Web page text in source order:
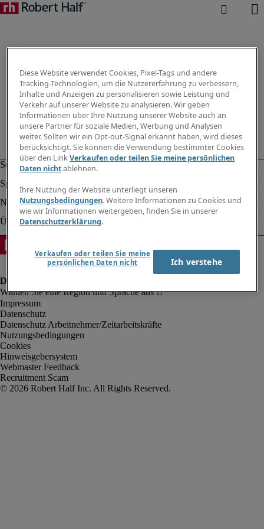
Impressum
Datenschutz
Datenschutz Arbeitnehmer/Zeitarbeitskräfte
Nutzungsbedingungen
Cookies
Hinweisgebersystem
Webmaster Feedback
Recruitment Scam
Diese Website verwendet Cookies, Pixel-Tags und andere
Tracking-Technologien, um die Nutzererfahrung zu verbessern,
Inhalte und Anzeigen zu personalisieren sowie Leistung und
Verkehr auf unserer Website zu analysieren. Wir geben
Informationen über Ihre Nutzung unserer Website auch an
unsere Partner für soziale Medien, Werbung und Analysen
weiter. Sollten wir ein Opt-out-Signal erkannt haben, wird dieses
berücksichtigt. Sie können die Verwendung bestimmter Cookies
über den LinkVerkaufen oder teilen Sie meine persönlichen
Daten nichtablehnen.
Ihre Nutzung der Website unterliegt unseren
Nutzungsbedingungen. Weitere Informationen zu Cookies und
wie wir Informationen weitergeben, finden Sie in unserer
Datenschutzerklärung.
Verkaufen oder teilen Sie meine
persönlichen Daten nicht
Ich verstehe